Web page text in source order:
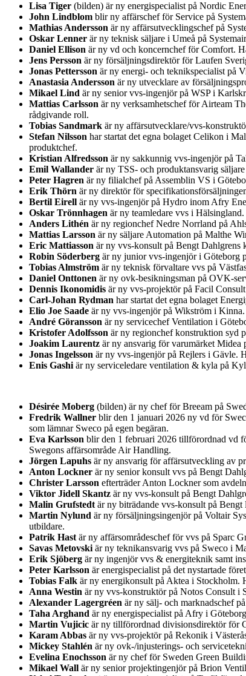
Lisa Tiger (bilden) är ny energispecialist på Nordic
John Lindblom blir ny affärschef för Service på
Mathias Andersson är ny affärsutvecklingschef på
Oskar Lenner är ny teknisk säljare i Umeå på
Daniel Ellison är ny vd och koncernchef för Comfort.
Jens Persson är ny försäljningsdirektör för Laufen
Jonas Pettersson är ny energi- och teknikspecialist på
Anastasia Andersson är ny utvecklare av
Mikael Lind är ny senior vvs-ingenjör på WSP i
Mattias Carlsson är ny verksamhetschef för Airteam
rådgivande roll.
Tobias Sandmark är ny affärsutvecklare/vvs-
Stefan Nilsson har startat det egna bolaget Celikon i
produktchef.
Kristian Alfredsson är ny sakkunnig vvs-ingenjör på
Emil Wallander är ny TSS- och produktansvarig
Peter Hagren är ny filialchef på Assemblin VS i
Erik Thörn är ny direktör för
Bertil Eirell är ny vvs-ingenjör på Hydro inom Afry
Oskar Trönnhagen är ny teamledare vvs i
Anders Lithén är ny regionchef Nedre Norrland på
Mattias Larsson är ny säljare Automation på Malthe
Eric Mattiasson är ny vvs-konsult på Bengt Dahlgrens
Robin Söderberg är ny junior vvs-ingenjör i Göteborg
Tobias Almström är ny teknisk förvaltare vvs på
Daniel Onttonen är ny ovk-besikningsman på OVK-
Dennis Ikonomidis är ny vvs-projektör på Facil
Carl-Johan Rydman har startat det egna bolaget
Elio Joe Saade är ny vvs-ingenjör på Wikström i
André Göransson är ny servicechef Ventilation i
Kristofer Adolfsson är ny regionchef konstruktion syd
Joakim Laurentz är ny ansvarig för varumärket
Jonas Ingelsson är ny vvs-ingenjör på Rejlers i Gävle.
Enis Gashi är ny serviceledare ventilation & kyla på
Désirée Moberg (bilden) är ny chef för Breeam på
Fredrik Wallner blir den 1 januari 2026 ny vd för
som lämnar Sweco på egen begäran.
Eva Karlsson blir den 1 februari 2026 tillförordnad vd
Swegons affärsområde Air Handling.
Jörgen Lapuhs är ny ansvarig för affärsutveckling av
Anton Lockner är ny senior konsult vvs på Bengt
Christer Larsson efterträder Anton Lockner som
Viktor Jidell Skantz är ny vvs-konsult på Bengt
Malin Grufstedt är ny biträdande vvs-konsult på
Martin Nylund är ny försäljningsingenjör på Voltair
utbildare.
Patrik Hast är ny affärsområdeschef för vvs på Sparc
Savas Metovski är ny teknikansvarig vvs på Sweco i
Erik Sjöberg är ny ingenjör vvs & energiteknik samt
Peter Karlsson är energispecialist på det nystartade
Tobias Falk är ny energikonsult på Aktea i Stockholm.
Anna Westin är ny vvs-konstruktör på Notos Consult i
Alexander Lagergréen är ny sälj- och marknadschef
Taha Arghand är ny energispecialist på Afry i
Martin Vujicic är ny tillförordnad divisionsdirektör för
Karam Abbas är ny vvs-projektör på Rekonik i
Mickey Stahlén är ny ovk-/injusterings- och
Evelina Enochsson är ny chef för Sweden Green
Mikael Wall är ny senior projektingenjör på Brion